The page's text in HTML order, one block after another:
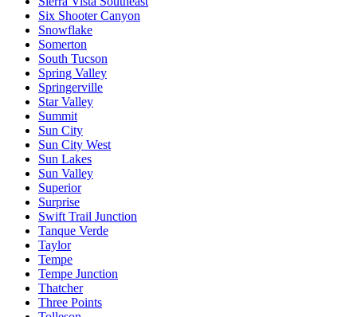
Six Shooter Canyon
Snowflake
Somerton
South Tucson
Spring Valley
Springerville
Star Valley
Summit
Sun City
Sun City West
Sun Lakes
Sun Valley
Superior
Surprise
Swift Trail Junction
Tanque Verde
Taylor
Tempe
Tempe Junction
Thatcher
Three Points